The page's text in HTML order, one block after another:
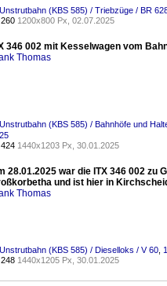
(KBS 585) / Triebzüge / BR
260 1200x800 Px, 02.07.2025
346 002 mit Kesselwagen vom
Thomas
(KBS 585) / Bahnhöfe und
424 1440x1203 Px, 30.01.2025
28.01.2025 war die ITX 346 002
und ist hier in
Thomas
(KBS 585) / Dieselloks / V 60
248 1440x1205 Px, 30.01.2025